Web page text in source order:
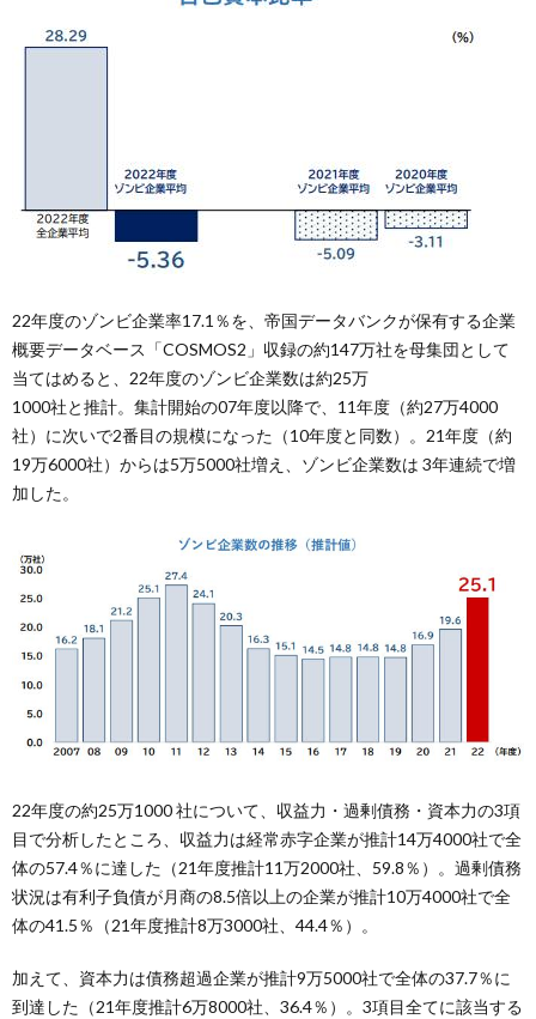
22年度のゾンビ企業率17.1％を、帝国データバンクが保有する企業
概要データベース「COSMOS2」収録の約147万社を母集団として
当てはめると、22年度のゾンビ企業数は約25万
1000社と推計。集計開始の07年度以降で、11年度（約27万4000
社）に次いで2番目の規模になった（10年度と同数）。21年度（約
19万6000社）からは5万5000社増え、ゾンビ企業数は 3年連続で増
加した。
22年度の約25万1000 社について、収益力・過剰債務・資本力の3項
目で分析したところ、収益力は経常赤字企業が推計14万4000社で全
体の57.4％に達した（21年度推計11万2000社、59.8％）。過剰債務
状況は有利子負債が月商の8.5倍以上の企業が推計10万4000社で全
体の41.5％（21年度推計8万3000社、44.4％）。
加えて、資本力は債務超過企業が推計9万5000社で全体の37.7％に
到達した（21年度推計6万8000社、36.4％）。3項目全てに該当する